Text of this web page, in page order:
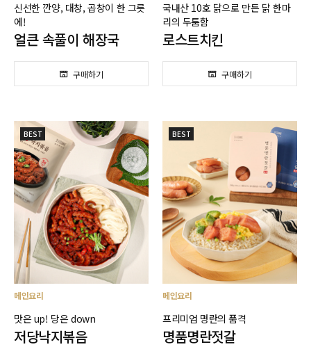
신선한 깐양, 대창, 곱창이 한 그릇
에!
얼큰 속풀이 해장국
국내산 10호 닭으로 만든 닭 한마
리의 두툼함
로스트치킨
BEST
메인요리
맛은 up! 당은 down
저당낙지볶음
BEST
메인요리
프리미엄 명란의 품격
명품명란젓갈